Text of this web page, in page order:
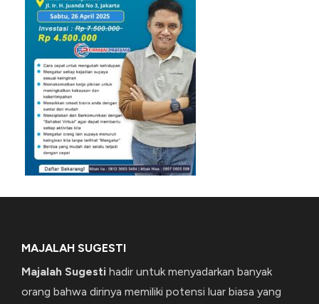
MAJALAH SUGESTI
Majalah Sugesti hadir untuk menyadarkan banyak
orang bahwa dirinya memiliki potensi luar biasa yang